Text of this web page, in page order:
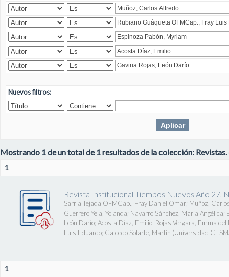
Nuevos filtros:
Mostrando 1 de un total de 1 resultados de la colección: Revistas.
1
Revista Institucional Tiempos Nuevos Año 27,
Sarria Tejada OFMCap., Fray Daniel Omar; Muñoz,
Guerrero Yela, Yolanda; Navarro Sánchez, María Angélica;
León Darío; Acosta Díaz, Emilio; Rojas Vergara, Emma del
Luis Eduardo; Caicedo Solarte, Martín (Universidad
1